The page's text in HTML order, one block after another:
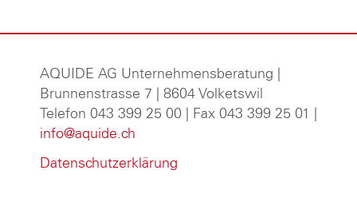
AQUIDE AG Unternehmensberatung
Brunnenstrasse 7 | 8604 Volketswil
Telefon 043 399 25 00 | Fax 043 399 25 01 |
info@aquide.ch
Datenschutzerklärung